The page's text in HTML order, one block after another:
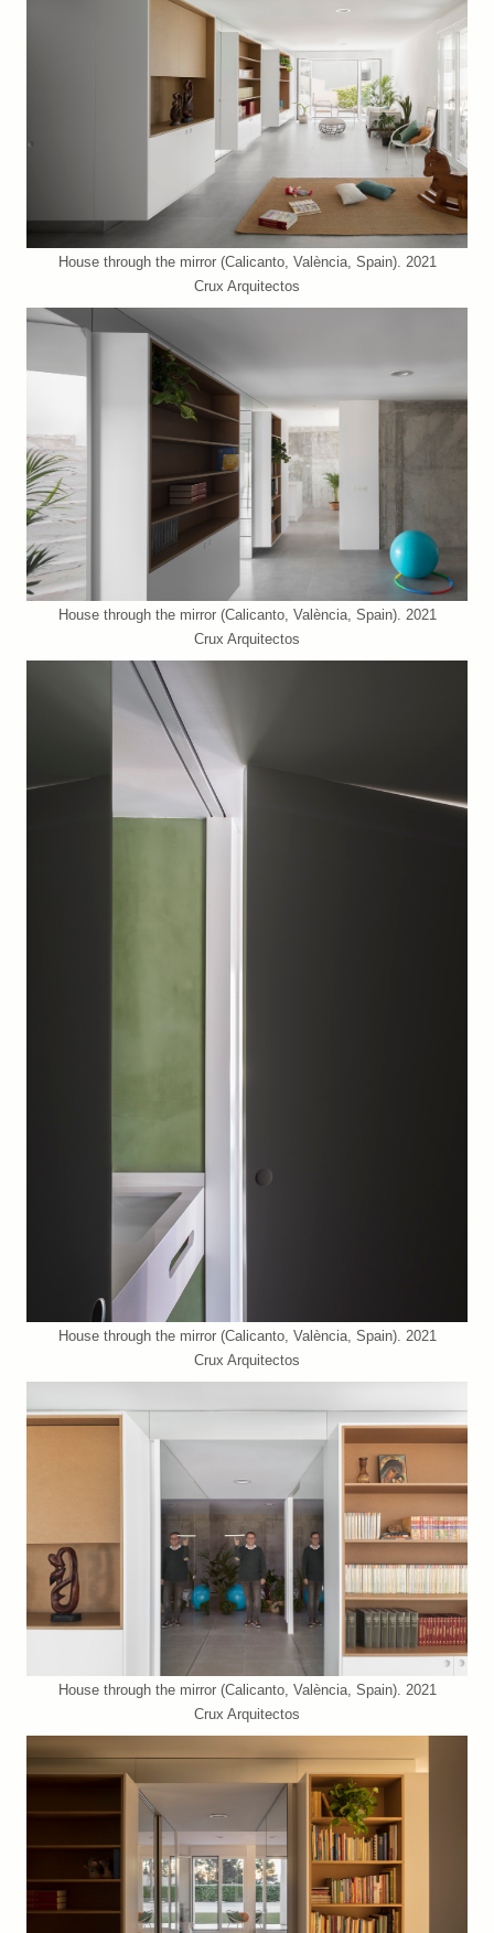
House through the mirror (Calicanto, València, Spain). 2021
Crux Arquitectos
House through the mirror (Calicanto, València, Spain). 2021
Crux Arquitectos
House through the mirror (Calicanto, València, Spain). 2021
Crux Arquitectos
House through the mirror (Calicanto, València, Spain). 2021
Crux Arquitectos